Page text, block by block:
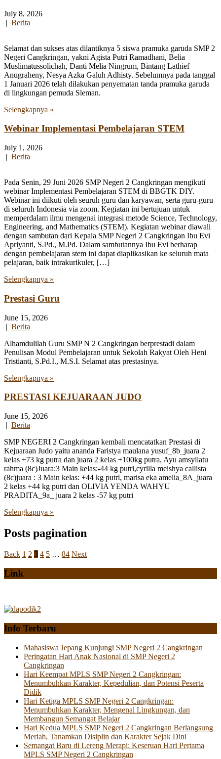
July 8, 2026
| Berita
Selamat dan sukses atas dilantiknya 5 siswa pramuka garuda SMP 2
Negeri Cangkringan, yakni Agista Putri Ramadhani, Belia
Muslimatussolichah, Danti Melia Ningrum, Bintang Lathief
Anugraheny, Nesya Azka Galuh Adhisty. Sebelumnya pada tanggal
1 Januari 2026 telah dilakukan penyematan tanda pramuka garuda
di lingkungan pemuda Sleman.
Selengkapnya »
Webinar Implementasi Pembelajaran STEM
July 1, 2026
| Berita
Pada Senin, 29 Juni 2026 SMP Negeri 2 Cangkringan mengikuti
webinar Implementasi Pembelajaran STEM di BBGTK DIY.
Webinar ini diikuti oleh seuruh guru dan karyawan, serta guru-guru
di seluruh Indonesia via zoom. Kegiatan ini bertujuan untuk
memperdalam ilmu mengenai integrasi metode Science, Technology,
Engineering, and Mathematics (STEM). Kegiatan webinar diawali
dengan sambutan dari Kepala SMP Negeri 2 Cangkringan Ibu Evi
Apriyanti, S.Pd., M.Pd. Dalam sambutannya Ibu Evi berharap
dengan pembelajaran stem ini dapat diaplikasikan ke seluruh mata
pelajaran, baik intrakurikuler, […]
Selengkapnya »
Prestasi Guru
June 15, 2026
| Berita
Alhamdulilah Guru SMP N 2 Cangkringan berprestadi dalam
Penulisan Modul Pembelajaran untuk Sekolah Rakyat Oleh Heni
Tristianti, S.Pd.I., M.S.I. Selamat atas prestasinya.
Selengkapnya »
PRESTASI KEJUARAAN JUDO
June 15, 2026
| Berita
SMP NEGERI 2 Cangkringan kembali mencatatkan Prestasi di
Kejuaraan Judo yaitu ananda Faristya maulana yusuf_8b_juara 2
kelas +73 kg putra dan juara 2 kelas +100kg putra, Ayu amsyilatu
rahma (8c)Juara:3 Main kelas:-44 kg putri,cyrilla meishya callista
(8c)juara : 3 Main kelas: +44 kg putri, marisa eka amelia_8A_juara
2 kelas +44 kg putri dan OLIVIA YENDA WAHYU
PRADITA_9a_ juara 2 kelas -57 kg putri
Selengkapnya »
Posts pagination
Back 1 2 3 4 5 … 84 Next
Link
Info Terbaru
Mahasiswa Jepang Kunjungi SMP Negeri 2 Cangkringan
Peringatan Hari Anak Nasional di SMP Negeri 2
Cangkringan
Hari Keempat MPLS SMP Negeri 2 Cangkringan:
Menumbuhkan Karakter, Kepedulian, dan Potensi Peserta
Didik
Hari Ketiga MPLS SMP Negeri 2 Cangkringan:
Menumbuhkan Karakter, Mengenal Lingkungan, dan
Membangun Semangat Belajar
Hari Kedua MPLS SMP Negeri 2 Cangkringan Berlangsung
Meriah, Tanamkan Disiplin dan Karakter Sejak Dini
Semangat Baru di Lereng Merapi: Keseruan Hari Pertama
MPLS SMP Negeri 2 Cangkringan